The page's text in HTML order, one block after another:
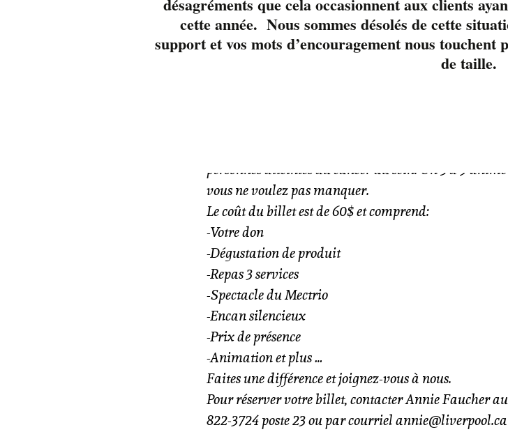
personnes atteintes du cancer du sein. Un 5 à 9
vous ne voulez pas manquer.
Le coût du billet est de 60$ et comprend:
-Votre don
-Dégustation de produit
-Repas 3 services
-Spectacle du Mectrio
-Encan silencieux
-Prix de présence
-Animation et plus …
Faites une différence et joignez-vous à nous.
Pour réserver votre billet, contacter Annie Faucher
822-3724 poste 23 ou par courrielannie@liverpool.ca
désagréments que cela occasionnent aux clients
cette année. Nous sommes désolés de cette
support et vos mots d’encouragement nous
de taille.